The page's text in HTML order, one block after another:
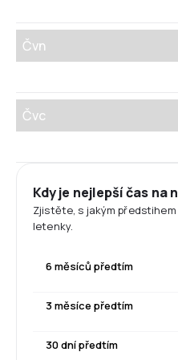
Čvn
Čvc
Kdy je nejlepší čas na
Zjistěte, s jakým
letenky.
6 měsíců předtím
3 měsíce předtím
30 dní předtím